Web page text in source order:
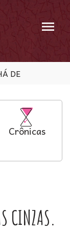
Menu
DE
Crônicas
CINZAS.